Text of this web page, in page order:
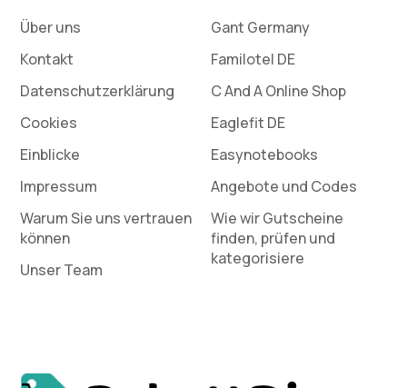
Über uns
Kontakt
Datenschutz­erklärung
Cookies
Einblicke
Impressum
Warum Sie uns vertrauen
können
Unser Team
Gant Germany
Familotel DE
C And A Online Shop
Eaglefit DE
Easynotebooks
Angebote und Codes
Wie wir Gutscheine
finden, prüfen und
kategorisiere